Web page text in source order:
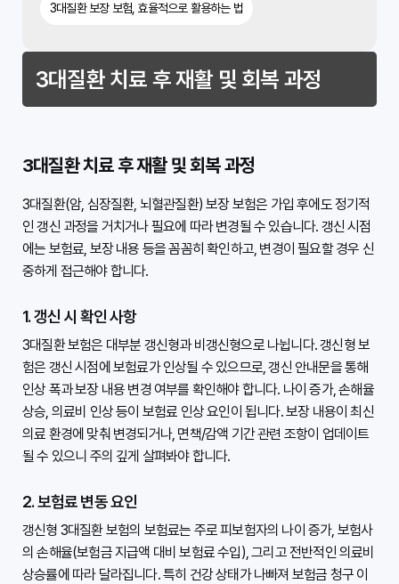
3대질환 보장 보험, 효율적으로 활용하는 법
3대질환 치료 후 재활 및 회복 과정
3대질환 치료 후 재활 및 회복 과정
3대질환(암, 심장질환, 뇌혈관질환) 보장 보험은 가입 후에도 정기적
인 갱신 과정을 거치거나 필요에 따라 변경될 수 있습니다. 갱신 시점
에는 보험료, 보장 내용 등을 꼼꼼히 확인하고, 변경이 필요할 경우 신
중하게 접근해야 합니다.
1. 갱신 시 확인 사항
3대질환 보험은 대부분 갱신형과 비갱신형으로 나뉩니다. 갱신형 보
험은 갱신 시점에 보험료가 인상될 수 있으므로, 갱신 안내문을 통해
인상 폭과 보장 내용 변경 여부를 확인해야 합니다. 나이 증가, 손해율
상승, 의료비 인상 등이 보험료 인상 요인이 됩니다. 보장 내용이 최신
의료 환경에 맞춰 변경되거나, 면책/감액 기간 관련 조항이 업데이트
될 수 있으니 주의 깊게 살펴봐야 합니다.
2. 보험료 변동 요인
갱신형 3대질환 보험의 보험료는 주로 피보험자의 나이 증가, 보험사
의 손해율(보험금 지급액 대비 보험료 수입), 그리고 전반적인 의료비
상승률에 따라 달라집니다. 특히 건강 상태가 나빠져 보험금 청구 이